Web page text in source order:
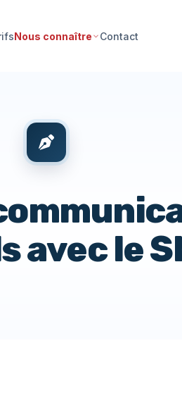
Nous connaître Contact
avec le